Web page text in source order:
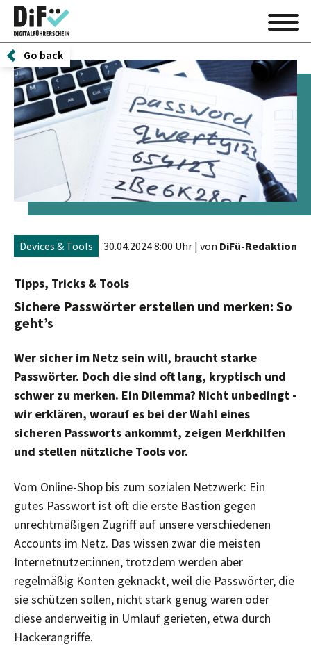
Go back
Devices & Tools 30.04.2024 8:00 Uhr | von DiFü-Redaktion
Tipps, Tricks & Tools
Sichere Passwörter erstellen und merken: So
geht’s
Wer sicher im Netz sein will, braucht starke
Passwörter. Doch die sind oft lang, kryptisch und
schwer zu merken. Ein Dilemma? Nicht unbedingt -
wir erklären, worauf es bei der Wahl eines
sicheren Passworts ankommt, zeigen Merkhilfen
und stellen nützliche Tools vor.
Vom Online-Shop bis zum sozialen Netzwerk: Ein
gutes Passwort ist oft die erste Bastion gegen
unrechtmäßigen Zugriff auf unsere verschiedenen
Accounts im Netz. Das wissen zwar die meisten
Internetnutzer:innen, trotzdem werden aber
regelmäßig Konten geknackt, weil die Passwörter, die
sie schützen sollen, nicht stark genug waren oder
diese anderweitig in Umlauf gerieten, etwa durch
Hackerangriffe.